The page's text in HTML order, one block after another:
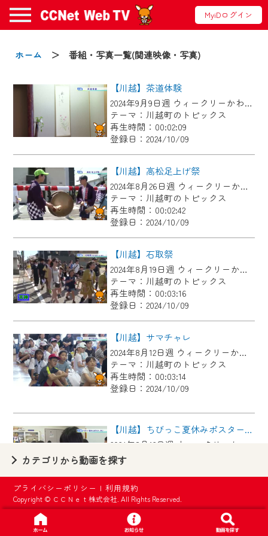
MyiDログイン
ホーム ＞ 番組・写真一覧(関連映像・写真)
【川越】茶道体験
2024年9月9日週 ウィークリーかわごえにて放送
テーマ：川越町のトピックス
再生時間：00:02:09
登録日：2024/10/09
【川越】高松足上げ祭
2024年8月26日週 ウィークリーかわごえにて放送
テーマ：川越町のトピックス
再生時間：00:02:42
登録日：2024/10/09
【川越】石取祭
2024年8月19日週 ウィークリーかわごえにて放送
テーマ：川越町のトピックス
再生時間：00:03:16
登録日：2024/10/09
【川越】サマチャレ
2024年8月12日週 ウィークリーかわごえにて放送
テーマ：川越町のトピックス
再生時間：00:03:14
登録日：2024/10/09
【川越】ちびっこ夏休みポスター作り
テーマ：川越町のトピックス
再生時間：00:01:55
登録日：2024/10/09
【川越】亀須 稲熱
カテゴリから動画を探す
プライバシーポリシー |利用規約
Copyright © ＣＣＮｅｔ株式会社. All Rights Reserved.
お知らせ
2024/09/02
動画配信サービス『CCNet Web TV』は2024
年9月24日からリニューアルします！
【変更点】
◆デザイン変更により、お住まいの地域
の動画コンテンツが一目瞭然。
◆当社アプリやＰＣブラウザから、いつ
でも・どこでも・外出先でも！
CCNetサービスエリア20市町の地域情報
番組をご視聴いただけます！
【ご注意】
2024年9月24日からはご加入者様へのサー
ビス向上のため、
『CCNet Web TV』を利用いただくには、
一部コンテンツを除き、
CCNetサービスへの加入と『CCNetマイ
ページ※』へのログインが必要となりま
す。
いたします。
要となります。
※MyIDとは、CCNet Web TVを含むCCNetの
各種サービスをご利用頂くためのIDです。
IDはお客様が使っているメールアドレス
で設定できます。